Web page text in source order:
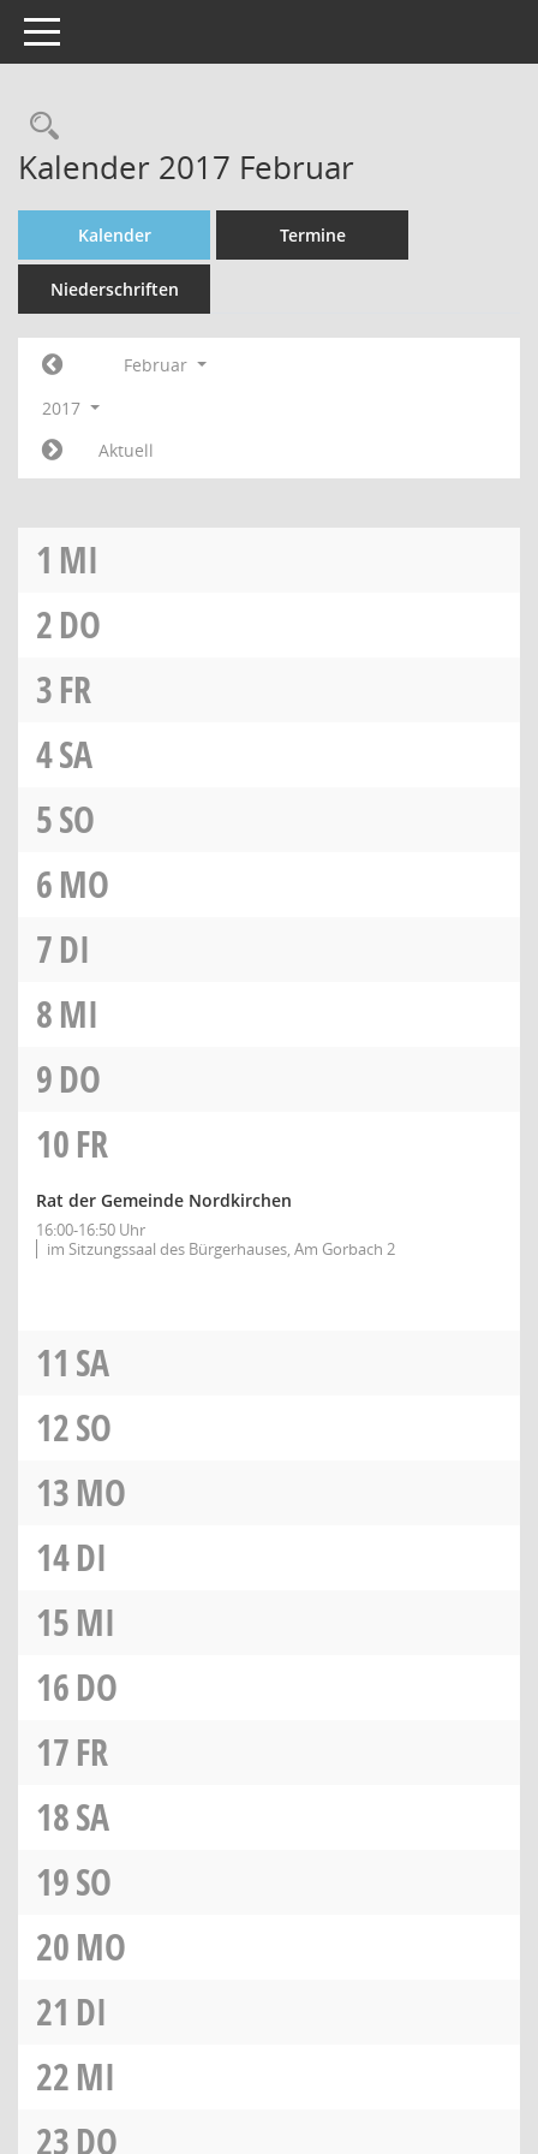
Toggle navigation
Rechercheauswahl
Kalender 2017 Februar
Kalender Termine
Niederschriften
Februar
2017
Aktuell
1 MI
2DO
3FR
4SA
5SO
6MO
7DI
8MI
9DO
10FR
Rat der Gemeinde Nordkirchen
16:00-16:50 Uhr
im Sitzungssaal des Bürgerhauses, Am Gorbach 2
11 SA
12SO
13MO
14DI
15MI
16DO
17FR
18SA
19SO
20MO
21 DI
22MI
23DO